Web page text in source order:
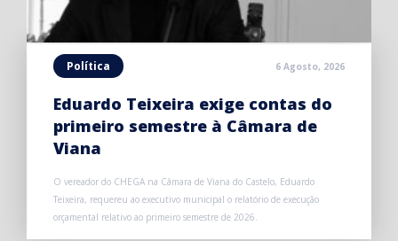
Política 6 Agosto, 2026
Eduardo Teixeira exige contas do
primeiro semestre à Câmara de
Viana
O vereador do CHEGA na Câmara de Viana do Castelo, Eduardo
Teixeira, requereu ao executivo municipal o relatório de execução
orçamental relativo ao primeiro semestre de 2026.